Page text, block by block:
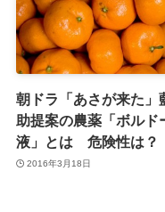
朝ドラ「あさが来た」
助提案の農薬「ボルド
液」とは 危険性は？
2016年3月18日